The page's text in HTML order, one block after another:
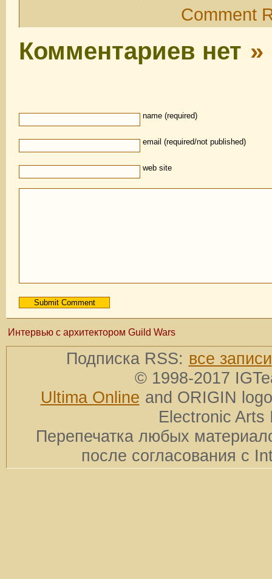
Comment
Комментариев нет »
name (required)
email (required/not published)
web site
Интервью с архитектором Guild Wars
Подписка RSS: все записи
© 1998-2017
Ultima Online and ORIGIN
Electronic Arts
Перепечатка любых
после согласования с